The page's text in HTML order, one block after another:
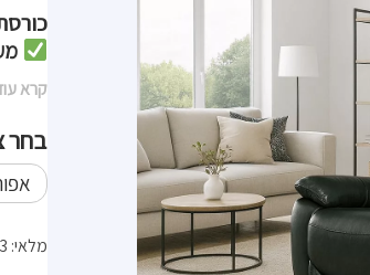
קרא
בחר
מלאי: 3